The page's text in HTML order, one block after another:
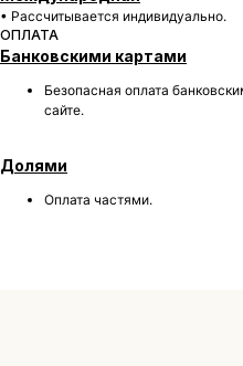
• Рассчитывается индивидуально.
ОПЛАТА
Банковскими картами
Безопасная оплата
сайте.
Долями
Оплата частями.
БОЛЕЕ 50 000 ДРУЗЕЙ VKARMANE
Истории, которые мы носим «в